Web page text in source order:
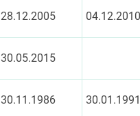
28.12.2005 04.12.2010
30.05.2015
30.11.1986 30.01.1991